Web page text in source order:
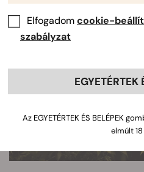
Elfogadomcookie-
szabályzat
EGYETÉRTEK
Az EGYETÉRTEK ÉS BELÉPEK
elmúlt